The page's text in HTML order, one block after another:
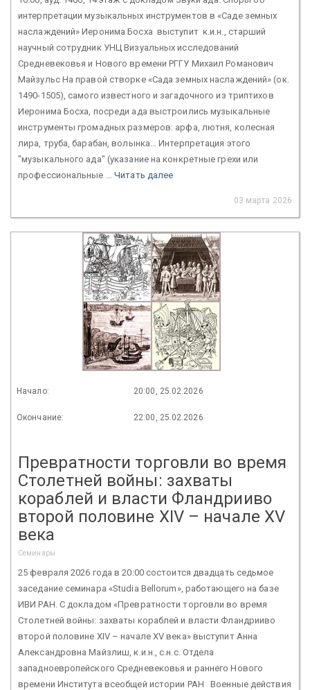
интерпретации музыкальных инструментов в «Саде земных
наслаждений» Иеронима Босха выступит к.и.н., старший
научный сотрудник УНЦ Визуальных исследований
Средневековья и Нового времени РГГУ Михаил Романович
Майзульс На правой створке «Сада земных наслаждений» (ок.
1490-1505), самого известного и загадочного из триптихов
Иеронима Босха, посреди ада выстроились музыкальные
инструменты громадных размеров: арфа, лютня, колесная
лира, труба, барабан, волынка… Интерпретация этого
"музыкального ада" (указание на конкретные грехи или
профессиональные ...Читать далее
03 марта 2026
Начало: 20:00, 25.02.2026
Окончание: 22:00, 25.02.2026
Превратности торговли во время
Столетней войны: захваты
кораблей и власти Фландрииво
второй половине XIV – начале XV
века
Семинары
25 февраля 2026 года в 20:00 состоится двадцать седьмое
заседание семинара «Studia Bellorum», работающего на базе
ИВИ РАН. С докладом «Превратности торговли во время
Столетней войны: захваты кораблей и власти Фландрииво
второй половине XIV – начале XV века» выступит Анна
Александровна Майзлиш, к.и.н., с.н.с. Отдела
западноевропейского Средневековья и раннего Нового
времени Института всеобщей истории РАН Военные действия